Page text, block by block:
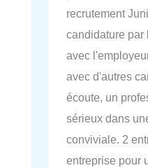
recrutement
candidature par
avec
avec d'autres
écoute, un
sérieux dans
conviviale. 2
entreprise pour